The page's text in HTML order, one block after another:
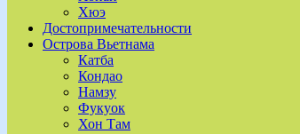
Хюэ
Достопримечательности
Острова Вьетнама
Катба
Кондао
Намзу
Фукуок
Хон Там